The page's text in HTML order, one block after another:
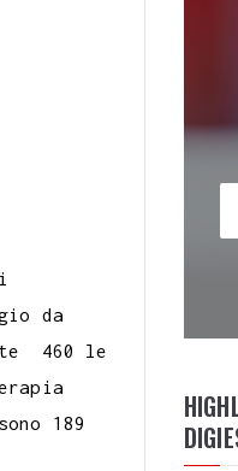
da
460 le
189